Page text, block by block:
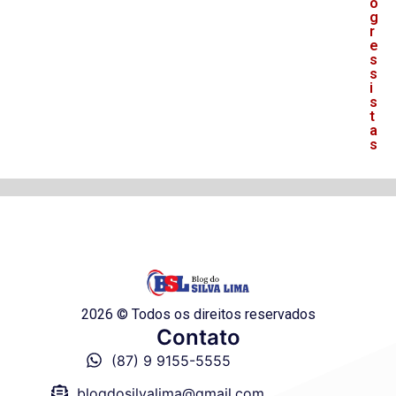
o
g
r
e
s
s
i
s
t
a
s
2026 © Todos os direitos reservados
Contato
(87) 9 9155-5555